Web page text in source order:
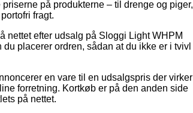
på produkterne – til drenge og piger,
fragt.
nettet efter udsalg på Sloggi Light WHPM
placerer ordren, sådan at du ikke er i tvivl
en vare til en udsalgspris der virker
forretning. Kortkøb er på den anden side
på nettet.